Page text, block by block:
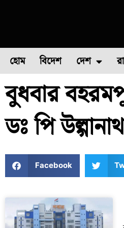
হোম বিদেশ দেশ
ফুল চাষ
বুধবার
ডঃ পি
Facebook